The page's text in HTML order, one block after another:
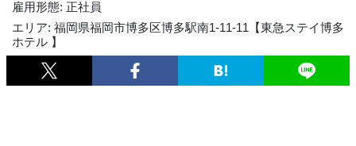
雇用形態: 正社員
エリア: 福岡県福岡市博多区博多駅南1-11-11【東急ステイ博多
ホテル 】